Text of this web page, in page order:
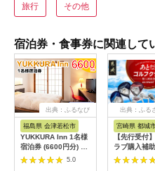
旅行 その他
宿泊券・食事券に関連して
出典：ふるなび
福島県 会津若松市
YUKKURA Inn 1名様
宿泊券 (6600円分) ワ
ーケーションお試しプ
ラン｜東北 福島県 会
5.0
出典：ふる
宮崎県 都城
【先行受付
ラブ購入補
300,000円
C701_(都城